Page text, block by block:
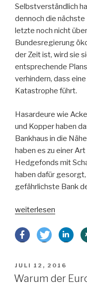
Selbstverständlich
dennoch die nächste
letzte noch nicht
Bundesregierung
der Zeit ist, wird sie
entsprechende
verhindern, dass
Katastrophe führt.
Hasardeure wie
und Kopper haben
Bankhaus in die
haben es zu einer
Hedgefonds mit
haben dafür gesorgt,
gefährlichste Bank
„Deutsche
–
der
Dauerschleife“
weiterlesen
VERÖFFENTLICHT
AM
JULI 12, 2016
Warum der